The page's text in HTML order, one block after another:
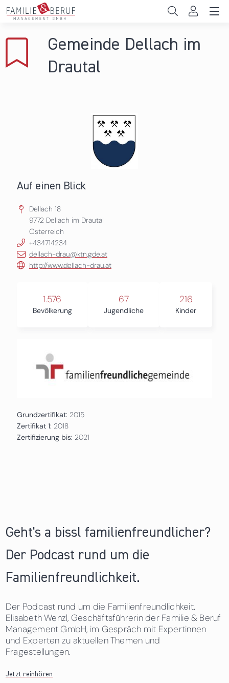
Direkt zum Inhalt
Gemeinden
Gemeinde Dellach im
Drautal
Auf einen Blick
Dellach 18
9772 Dellach im Drautal
Österreich
+434714234
dellach-drau@ktn.gde.at
http://www.dellach-drau.at
1.576
Bevölkerung
67
Jugendliche
216
Kinder
Grundzertifikat: 2015
Zertifikat 1: 2018
Zertifizierung bis: 2021
Geht's a bissl familienfreundlicher?
Der Podcast rund um die
Familienfreundlichkeit.
Der Podcast rund um die Familienfreundlichkeit.
Elisabeth Wenzl, Geschäftsführerin der Familie & Beruf
Management GmbH, im Gespräch mit Expertinnen
und Experten zu aktuellen Themen und
Fragestellungen.
Jetzt reinhören